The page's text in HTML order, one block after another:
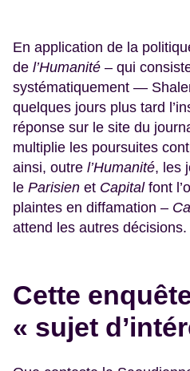
En application de la
de l’Humanité – qui
systématiquement —
quelques jours plus tard
réponse sur le site du
multiplie les poursuites
ainsi, outre l’Humanité, les
le Parisien et Capital font
plaintes en diffamation –
attend les autres décisions.
Cette
« sujet